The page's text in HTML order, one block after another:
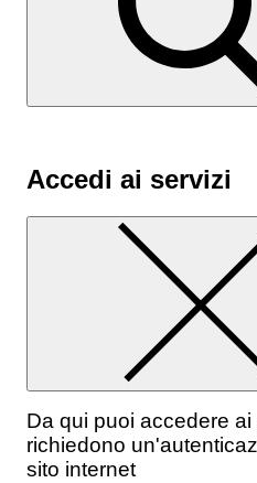
Accedi ai servizi
Da qui puoi accedere
richiedono
sito internet